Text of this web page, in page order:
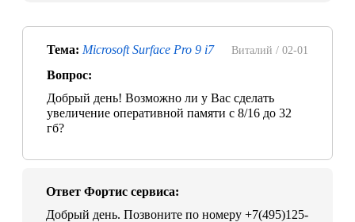
Тема: Microsoft Surface Pro 9 i7 Виталий / 02-01
Вопрос:
Добрый день! Возможно ли у Вас сделать
увеличение оперативной памяти с 8/16 до 32
гб?
Ответ Фортис сервиса:
Добрый день. Позвоните по номеру +7(495)125-